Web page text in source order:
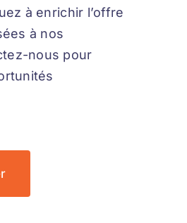
à enrichir l’offre
à nos
nous pour